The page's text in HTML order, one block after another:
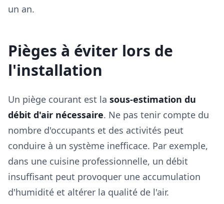
un an.
Pièges à éviter lors de
l'installation
Un piège courant est la sous-estimation du
débit d'air nécessaire. Ne pas tenir compte du
nombre d'occupants et des activités peut
conduire à un système inefficace. Par exemple,
dans une cuisine professionnelle, un débit
insuffisant peut provoquer une accumulation
d'humidité et altérer la qualité de l'air.